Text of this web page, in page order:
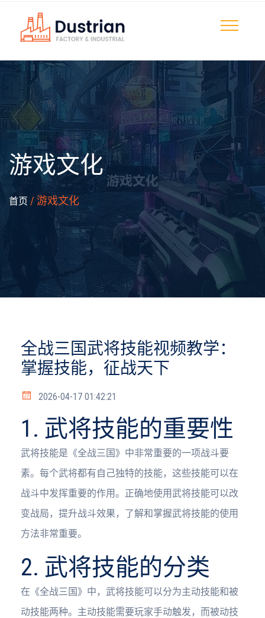
游戏文化
首页 / 游戏文化
全战三国武将技能视频教学：
掌握技能，征战天下
2026-04-17 01:42:21
1. 武将技能的重要性
武将技能是《全战三国》中非常重要的一项战斗要
素。每个武将都有自己独特的技能，这些技能可以在
战斗中发挥重要的作用。正确地使用武将技能可以改
变战局，提升战斗效果，了解和掌握武将技能的使用
方法非常重要。
2. 武将技能的分类
在《全战三国》中，武将技能可以分为主动技能和被
动技能两种。主动技能需要玩家手动触发，而被动技